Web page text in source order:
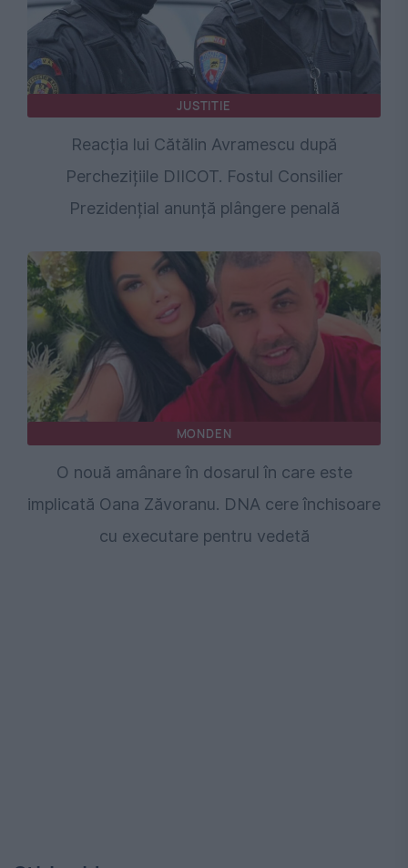
JUSTITIE
Reacția lui Cătălin Avramescu după
Perchezițiile DIICOT. Fostul Consilier
Prezidențial anunță plângere penală
MONDEN
O nouă amânare în dosarul în care este
implicată Oana Zăvoranu. DNA cere închisoare
cu executare pentru vedetă